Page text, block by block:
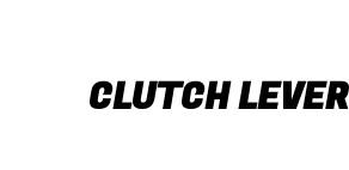
CLUTCH LEVER